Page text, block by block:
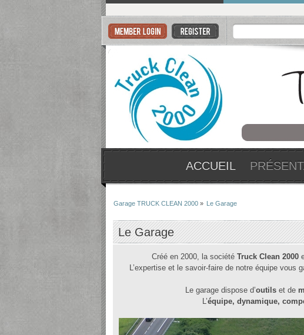
ACCUEIL
Garage TRUCK CLEAN 2000» Le Garage
Le Garage
Créé en 2000, la société Truck Clean 2000
L’expertise et le savoir-faire de notre équipe
Le garage dispose d’outilset de
L’équipe, dynamique,